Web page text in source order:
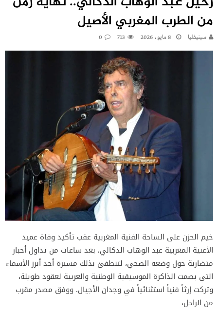
من الطرب المغربي الأصيل
سينيفليا 8 مايو، 2026 713
0
خيم الحزن على الساحة الفنية المغربية عقب تأكيد وفاة عميد
الأغنية المغربية عبد الوهاب الدكالي، بعد ساعات من تداول أخبار
متضاربة حول وضعه الصحي، لتنطفئ بذلك مسيرة أحد أبرز الأسماء
التي بصمت الذاكرة الموسيقية الوطنية والعربية لعقود طويلة،
وتركت إرثاً فنياً استثنائياً في وجدان الأجيال. ووفق مصدر مقرب
من الراحل،